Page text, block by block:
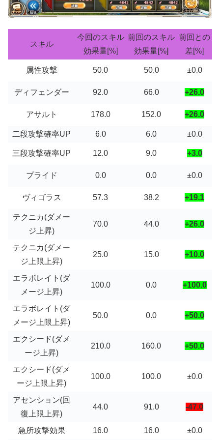
スキル
今回のスキル
効果量[%]
前回のスキル
効果量[%]
前回との
差[%]
属性攻撃 50.0 50.0 ±0.0
ディフェンダー 92.0 66.0 +26.0
アサルト 178.0 152.0 +26.0
二段攻撃確率UP 6.0 6.0 ±0.0
三段攻撃確率UP 12.0 9.0 +3.0
プライド 0.0 0.0 ±0.0
ヴィゴラス 57.3 38.2 +19.1
テクニカ(ダメー
ジ上昇)
70.0 44.0 +26.0
テクニカ(ダメー
ジ上限上昇)
25.0 15.0 +10.0
エラボレイト(ダ
メージ上昇)
100.0 0.0 +100.0
エラボレイト(ダ
メージ上限上昇)
50.0 0.0 +50.0
エクシード(ダメ
ージ上昇)
210.0 160.0 +50.0
エクシード(ダメ
ージ上限上昇)
100.0 100.0 ±0.0
アセンション(回
復上限上昇)
44.0 91.0 -47.0
急所攻撃効果 16.0 16.0
±0.0